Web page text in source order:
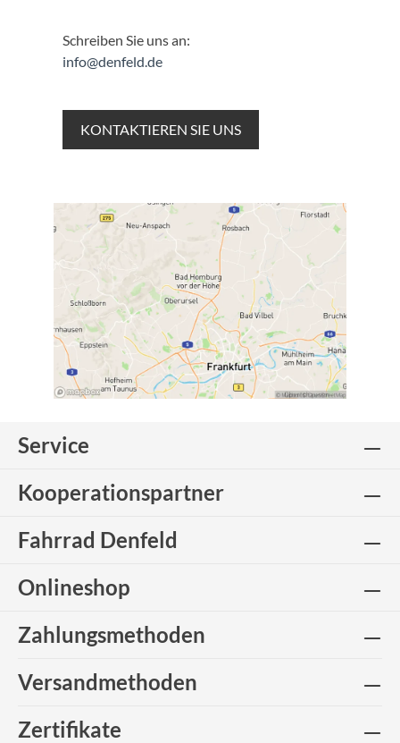
Schreiben Sie uns an:
info@denfeld.de
KONTAKTIEREN SIE UNS
Service
Kooperationspartner
Fahrrad Denfeld
Onlineshop
Zahlungsmethoden
Versandmethoden
Zertifikate